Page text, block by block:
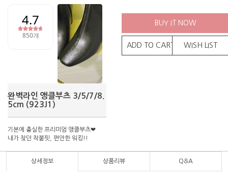
완벽라인 앵클부츠 3/5/7/8.
5cm (923J1)
기본에 충실한 프리미엄 앵클부츠❤
내가 찾던 착붙핏, 편안한 워킹!!
BUY IT NOW
ADD TO CART WISH LIST
상세정보 상품리뷰 Q&A